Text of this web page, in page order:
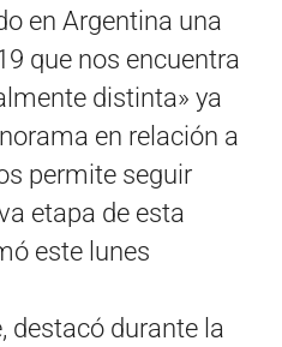
en Argentina una
que nos encuentra
distinta» ya
en relación a
permite seguir
etapa de esta
este lunes
destacó durante la